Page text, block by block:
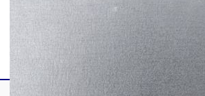
Необходим е монтаж